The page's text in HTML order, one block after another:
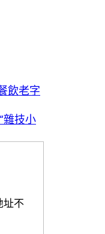
飲老字
雜技小
址不